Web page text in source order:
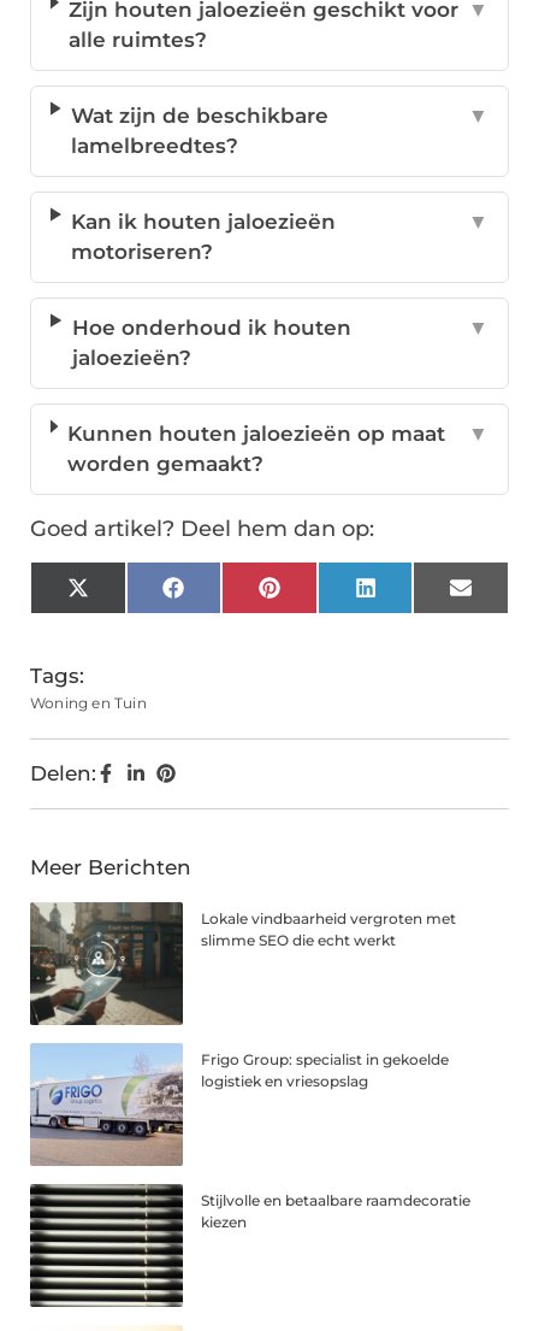
Zijn houten jaloezieën geschikt voor
alle ruimtes?
▼
Wat zijn de beschikbare
lamelbreedtes?
▼
Kan ik houten jaloezieën
motoriseren?
▼
Hoe onderhoud ik houten
jaloezieën?
▼
Kunnen houten jaloezieën op maat
worden gemaakt?
▼
Goed artikel? Deel hem dan op:
X
(Twitter)
FacebookPinterestLinkedInEmail
Tags:
Woning en Tuin
Delen:
Meer Berichten
Lokale vindbaarheid vergroten met
slimme SEO die echt werkt
Frigo Group: specialist in gekoelde
logistiek en vriesopslag
Stijlvolle en betaalbare raamdecoratie
kiezen